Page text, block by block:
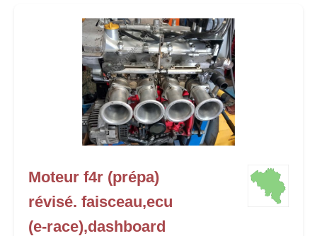
Moteur f4r (prépa)
révisé. faisceau,ecu
(e-race),dashboard